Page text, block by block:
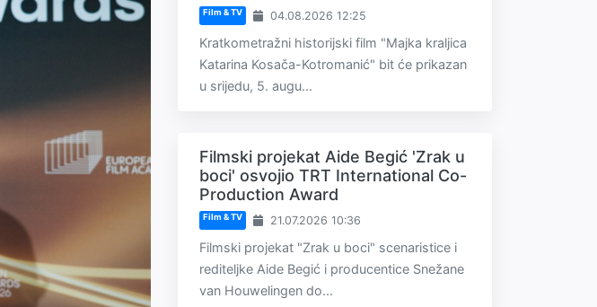
Film & TV 04.08.2026 12:25
Kratkometražni historijski film "Majka kraljica
Katarina Kosača-Kotromanić" bit će prikazan
u srijedu, 5. augu...
Filmski projekat Aide Begić 'Zrak u
boci' osvojio TRT International Co-
Production Award
Film & TV 21.07.2026 10:36
Filmski projekat "Zrak u boci" scenaristice i
rediteljke Aide Begić i producentice Snežane
van Houwelingen do...